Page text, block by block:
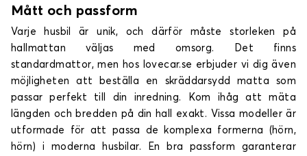
Mått och passform
Varje husbil är unik, och därför måste storleken på
hallmattan väljas med omsorg. Det finns
standardmattor, men hos lovecar.se erbjuder vi dig även
möjligheten att beställa en skräddarsydd matta som
passar perfekt till din inredning. Kom ihåg att mäta
längden och bredden på din hall exakt. Vissa modeller är
utformade för att passa de komplexa formerna (hörn,
hörn) i moderna husbilar. En bra passform garanterar